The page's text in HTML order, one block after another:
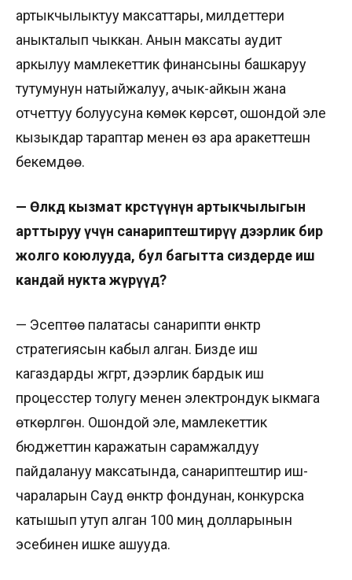
артыкчылыктуу максаттары, милдеттери
аныкталып чыккан. Анын максаты аудит
аркылуу мамлекеттик финансыны башкаруу
тутумунун натыйжалуу, ачык-айкын жана
отчеттуу болуусуна көмөк көрсөтүү, ошондой эле
кызыкдар тараптар менен өз ара аракеттешүүнү
бекемдөө.
— Өлкөдө кызмат көрсөтүүнүн артыкчылыгын
арттыруу үчүн санариптештирүү дээрлик бир
жолго коюлууда, бул багытта сиздерде иш
кандай нукта жүрүүдө?
— Эсептөө палатасы санарипти өнүктүрүү
стратегиясын кабыл алган. Бизде иш
кагаздарды жүгүртүү, дээрлик бардык иш
процесстер толугу менен электрондук ыкмага
өткөрүлгөн. Ошондой эле, мамлекеттик
бюджеттин каражатын сарамжалдуу
пайдалануу максатында, санариптештирүү иш-
чараларын Сауд өнүктүрүү фондунан, конкурска
катышып утуп алган 100 миң долларынын
эсебинен ишке ашууда.